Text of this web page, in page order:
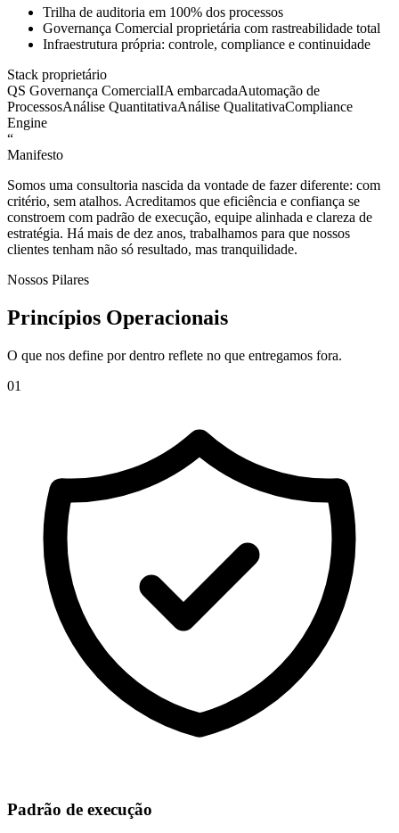
Trilha de auditoria em 100% dos processos
Governança Comercial proprietária com rastreabilidade total
Infraestrutura própria: controle, compliance e continuidade
Stack proprietário
QS Governança ComercialIA embarcadaAutomação de
ProcessosAnálise QuantitativaAnálise QualitativaCompliance
Engine
“
Manifesto
Somos uma consultoria nascida da vontade de fazer diferente: com
critério, sem atalhos. Acreditamos que eficiência e confiança se
constroem com padrão de execução, equipe alinhada e clareza de
estratégia. Há mais de dez anos, trabalhamos para que nossos
clientes tenham não só resultado, mas tranquilidade.
Nossos Pilares
Princípios Operacionais
O que nos define por dentro reflete no que entregamos fora.
01
Padrão de execução